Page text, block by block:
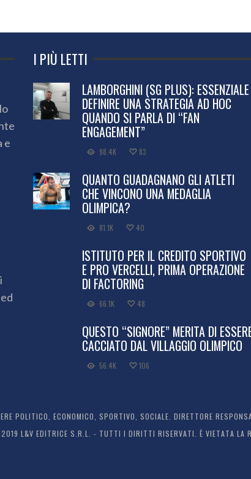
e
I PIÙ LETTI
LAMBORGHINI (SG PLUS): ESSENZIALE
DEFINIRE UNA STRATEGIA AD HOC
QUANDO SI PARLA DI “FAN
ENGAGEMENT”
98.4K 83
QUANTO GUADAGNANO GLI ATLETI
CHE VINCONO UNA MEDAGLIA
OLIMPICA?
81.1K 40
ISTITUTO PER IL CREDITO SPORTIVO
E PRO VERCELLI, PRIMA OPERAZIONE
DI FACTORING
66.1K 48
QUESTO “SIGNORE” MERITA DI
CACCIATO DAL VILLAGGIO OLIMPICO
56.4K 106
POLITICO, ECONOMICO, SPORTIVO, SOCIALE. DIRETTORE
L&V EDITRICE S.R.L. - TUTTI I DIRITTI RISERVATI. È VIETATA LA